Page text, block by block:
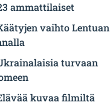
ammattilaiset
vaihto Lentuan
turvaan
kuvaa filmiltä